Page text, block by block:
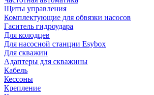
Щиты управления
Комплектующие для обвязки насосов
Гаситель гидроудара
Для колодцев
Для насосной станции Esybox
Для скважин
Адаптеры для скважины
Кабель
Кессоны
Крепление